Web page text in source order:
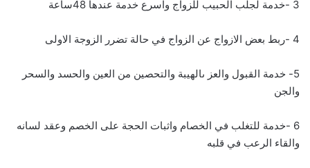
3 -خدمة لجلب الحبيب للزواج واسرع خدمة عندها 48ساعة
4 -ربط بعض الازواج عن الزواج في حالة تضرر الزوجة الاولى
5- خدمة القبول والعز ىالهيبة والتحصين من العين والحسد والسحر
والجن
6 -خدمة للتغلب في الخصام واثبات الحجة على الخصم وعقد لسانه
والقاء الرعب في قلبه